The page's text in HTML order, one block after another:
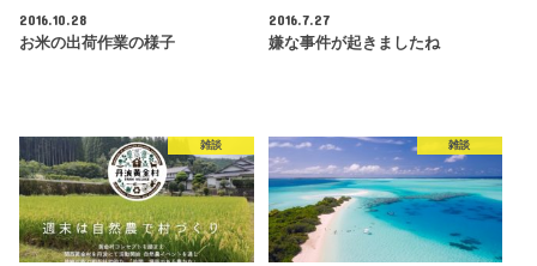
2016.10.28
お米の出荷作業の様子
2016.7.27
嫌な事件が起きましたね
雑談 雑談